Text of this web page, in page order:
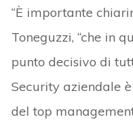
“È importante
Toneguzzi, “che in
punto decisivo di
Security aziendale
del top